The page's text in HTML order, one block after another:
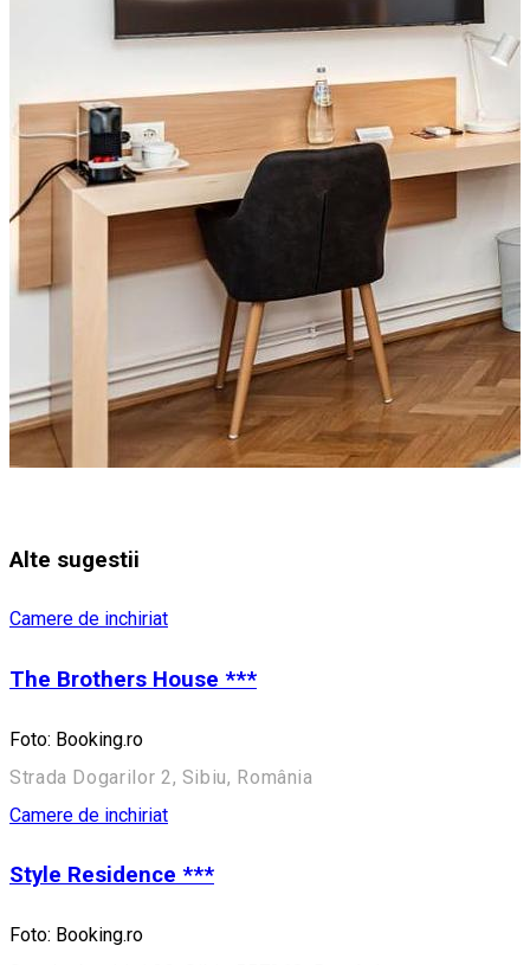
Alte sugestii
Camere de inchiriat
The Brothers House ***
Foto: Booking.ro
Strada Dogarilor 2, Sibiu, România
Camere de inchiriat
Style Residence ***
Foto: Booking.ro